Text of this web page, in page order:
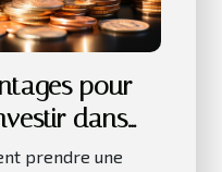
pour
dans
prendre une